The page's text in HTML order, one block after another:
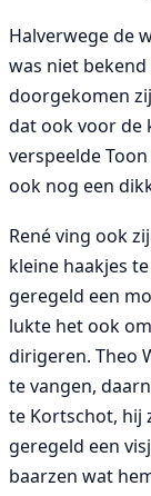
Halverwege de
was niet
doorgekomen
dat ook voor de
verspeelde
ook nog een
René ving ook
kleine haakjes
geregeld een
lukte het ook
dirigeren. Theo
te vangen,
te Kortschot, hij
geregeld een
baarzen wat